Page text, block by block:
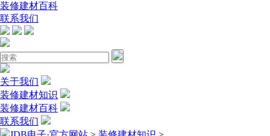
装修建材百科
联系我们
关于我们
装修建材知识
装修建材百科
联系我们